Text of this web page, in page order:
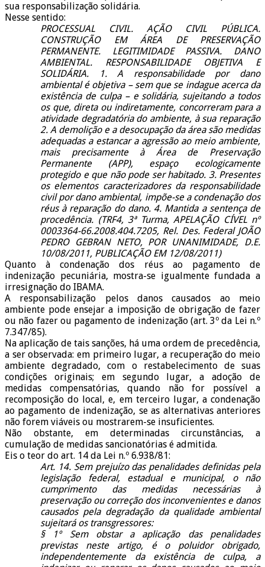
sua responsabilização solidária.
Nesse sentido:
PROCESSUAL CIVIL. AÇÃO CIVIL PÚBLICA.
CONSTRUÇÃO EM ÁREA DE PRESERVAÇÃO
PERMANENTE. LEGITIMIDADE PASSIVA. DANO
AMBIENTAL. RESPONSABILIDADE OBJETIVA E
SOLIDÁRIA. 1. A responsabilidade por dano
ambiental é objetiva – sem que se indague acerca da
existência de culpa – e solidária, sujeitando a todos
os que, direta ou indiretamente, concorreram para a
atividade degradatória do ambiente, à sua reparação
2. A demolição e a desocupação da área são medidas
adequadas a estancar a agressão ao meio ambiente,
mais precisamente à Área de Preservação
Permanente (APP), espaço ecologicamente
protegido e que não pode ser habitado. 3. Presentes
os elementos caracterizadores da responsabilidade
civil por dano ambiental, impõe-se a condenação dos
réus à reparação do dano. 4. Mantida a sentença de
procedência. (TRF4, 3ª Turma, APELAÇÃO CÍVEL nº
0003364-66.2008.404.7205, Rel. Des. Federal JOÃO
PEDRO GEBRAN NETO, POR UNANIMIDADE, D.E.
10/08/2011, PUBLICAÇÃO EM 12/08/2011)
Quanto à condenação dos réus ao pagamento de
indenização pecuniária, mostra-se igualmente fundada a
irresignação do IBAMA.
A responsabilização pelos danos causados ao meio
ambiente pode ensejar a imposição de obrigação de fazer
ou não fazer ou pagamento de indenização (art. 3º da Lei n.º
7.347/85).
Na aplicação de tais sanções, há uma ordem de precedência,
a ser observada: em primeiro lugar, a recuperação do meio
ambiente degradado, com o restabelecimento de suas
condições originais; em segundo lugar, a adoção de
medidas compensatórias, quando não for possível a
recomposição do local, e, em terceiro lugar, a condenação
ao pagamento de indenização, se as alternativas anteriores
não forem viáveis ou mostrarem-se insuficientes.
Não obstante, em determinadas circunstâncias, a
cumulação de medidas sancionatórias é admitida.
Eis o teor do art. 14 da Lei n.º 6.938/81:
Art. 14. Sem prejuízo das penalidades definidas pela
legislação federal, estadual e municipal, o não
cumprimento das medidas necessárias à
preservação ou correção dos inconvenientes e danos
causados pela degradação da qualidade ambiental
sujeitará os transgressores:
§ 1º Sem obstar a aplicação das penalidades
previstas neste artigo, é o poluidor obrigado,
independentemente da existência de culpa, a